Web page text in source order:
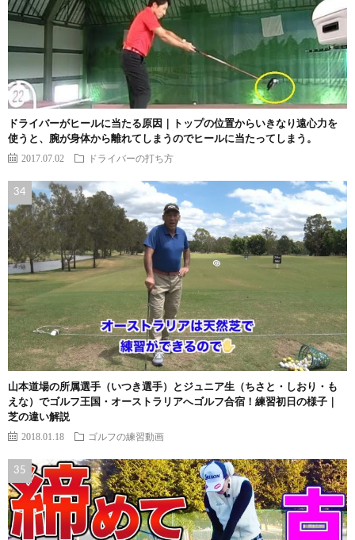
ドライバーがヒールに当たる原因｜トップの位置からいきなり遠心力を
使うと、腕が身体から離れてしまうのでヒールに当たってしまう。
2017.07.02 ドライバーの打ち方
山本道場の所属選手（いつき選手）とジュニア生（ちさと・しおり・も
えな）でゴルフ王国・オーストラリアへゴルフ合宿！練習初日の様子｜
芝の違い解説
2018.01.18 ゴルフの練習動画